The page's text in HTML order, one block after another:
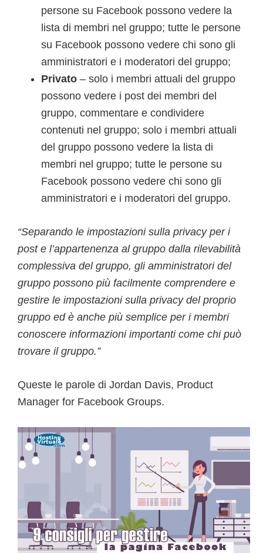
persone su Facebook possono vedere la
lista di membri nel gruppo; tutte le persone
su Facebook possono vedere chi sono gli
amministratori e i moderatori del gruppo;
Privato – solo i membri attuali del gruppo
possono vedere i post dei membri del
gruppo, commentare e condividere
contenuti nel gruppo; solo i membri attuali
del gruppo possono vedere la lista di
membri nel gruppo; tutte le persone su
Facebook possono vedere chi sono gli
amministratori e i moderatori del gruppo.
“Separando le impostazioni sulla privacy per i
post e l’appartenenza al gruppo dalla rilevabilità
complessiva del gruppo, gli amministratori del
gruppo possono più facilmente comprendere e
gestire le impostazioni sulla privacy del proprio
gruppo ed è anche più semplice per i membri
conoscere informazioni importanti come chi può
trovare il gruppo.”
Queste le parole di Jordan Davis, Product
Manager for Facebook Groups.